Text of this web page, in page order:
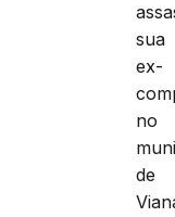
sua
ex-
no
de